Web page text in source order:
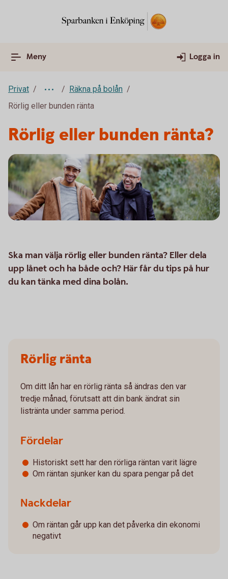
Meny Logga in
Privat
Räkna på bolån
Rörlig eller bunden ränta
Rörlig eller bunden ränta?
Ska man välja rörlig eller bunden ränta? Eller dela
upp lånet och ha både och? Här får du tips på hur
du kan tänka med dina bolån.
Rörlig ränta
Om ditt lån har en rörlig ränta så ändras den var
tredje månad, förutsatt att din bank ändrat sin
listränta under samma period.
Fördelar
Historiskt sett har den rörliga räntan varit lägre
Om räntan sjunker kan du spara pengar på det
Nackdelar
Om räntan går upp kan det påverka din ekonomi
negativt